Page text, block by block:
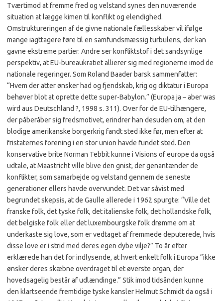
Tværtimod at fremme fred og velstand synes den nuværende
situation at lægge kimen til konflikt og elendighed.
Omstruktureringen af de givne nationale fællesskaber vil ifølge
mange iagttagere føre til en samfundsmæssig turbulens, der kan
gavne ekstreme partier. Andre ser konfliktstof i det sandsynlige
perspektiv, at EU-bureaukratiet allierer sig med regionerne imod de
nationale regeringer. Som Roland Baader barsk sammenfatter:
“Hvem der atter ønsker had og fjendskab, krig og diktatur i Europa
behøver blot at oprette dette super-Babylon.” (Europa ja – aber was
wird aus Deutschland ?, 1998 s. 311). Over for de EU-tilhængere,
der påberåber sig fredsmotivet, erindrer han desuden om, at den
blodige amerikanske borgerkrig fandt sted ikke før, men efter at
fristaternes forening i en stor union havde fundet sted. Den
konservative brite Norman Tebbit kunne i Visions of europe da også
udtale, at Maastricht ville blive den gnist, der genantænder de
konflikter, som samarbejde og velstand gennem de seneste
generationer ellers havde overvundet. Det var såvist med
begrundet skepsis, at de Gaulle allerede i 1962 spurgte: “Ville det
franske folk, det tyske folk, det italienske folk, det hollandske folk,
det belgiske folk eller det luxembourgske folk drømme om at
underkaste sig love, som er vedtaget af fremmede deputerede, hvis
disse love er i strid med deres egen dybe vilje?” To år efter
erklærede han det for indlysende, at hvert enkelt folk i Europa “ikke
ønsker deres skæbne overdraget til et øverste organ, der
hovedsagelig består af udlændinge.” Stik imod tidsånden kunne
den klartseende fremtidige tyske kansler Helmut Schmidt da også i